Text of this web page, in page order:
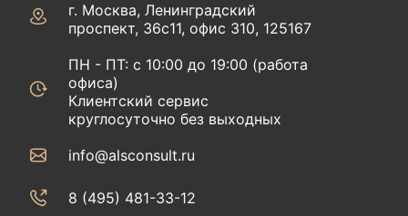
г. Москва, Ленинградский
проспект, 36с11, офис 310, 125167
ПН - ПТ: с 10:00 до 19:00 (работа
офиса)
Клиентский сервис
круглосуточно без выходных
info@alsconsult.ru
8 (495) 481-33-12‬‬